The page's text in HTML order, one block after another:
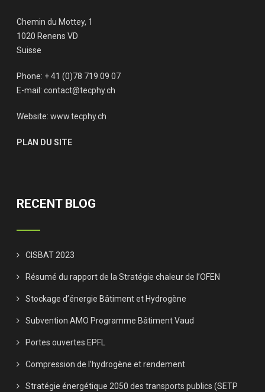
Chemin du Mottey, 1
1020 Renens VD
Suisse
Phone: + 41 (0)78 719 09 07
E-mail:contact@tecphy.ch
Website:www.tecphy.ch
PLAN DU SITE
RECENT BLOG
CISBAT 2023
Résumé du rapport de la Stratégie chaleur de l’OFEN
Stockage d’énergie Bâtiment et Hydrogène
Subvention AMO Programme Bâtiment Vaud
Portes ouvertes EPFL
Compression de l’hydrogène et rendement
Stratégie énergétique 2050 des transports publics (SETP